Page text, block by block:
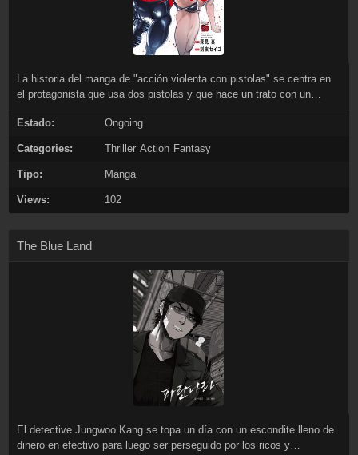
La historia del manga de "acción violenta con pistolas" se centra en
el protagonista que usa dos pistolas y que hace un trato con un
Estado:
Ongoing
Categories: Thriller Action Fantasy
Tipo: Manga
Views: 102
The Blue Land
El detective Jungwoo Kang se topa un día con un escondite lleno de
dinero en efectivo para luego ser perseguido por los ricos y